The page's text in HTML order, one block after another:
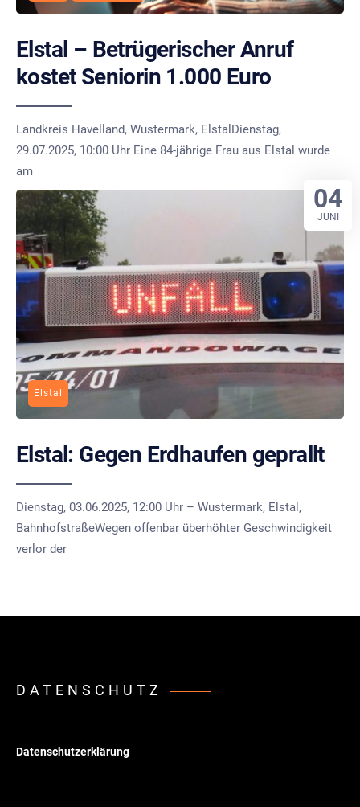
Elstal – Betrügerischer Anruf
kostet Seniorin 1.000 Euro
Landkreis Havelland, Wustermark, ElstalDienstag,
29.07.2025, 10:00 Uhr Eine 84-jährige Frau aus Elstal wurde
am
Elstal
Elstal: Gegen Erdhaufen geprallt
Dienstag, 03.06.2025, 12:00 Uhr – Wustermark, Elstal,
BahnhofstraßeWegen offenbar überhöhter Geschwindigkeit
verlor der
04
JUNI
DATENSCHUTZ
Datenschutzerklärung